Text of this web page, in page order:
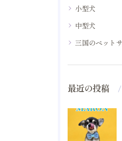
小型犬
中型犬
三国のペット
最近の投稿